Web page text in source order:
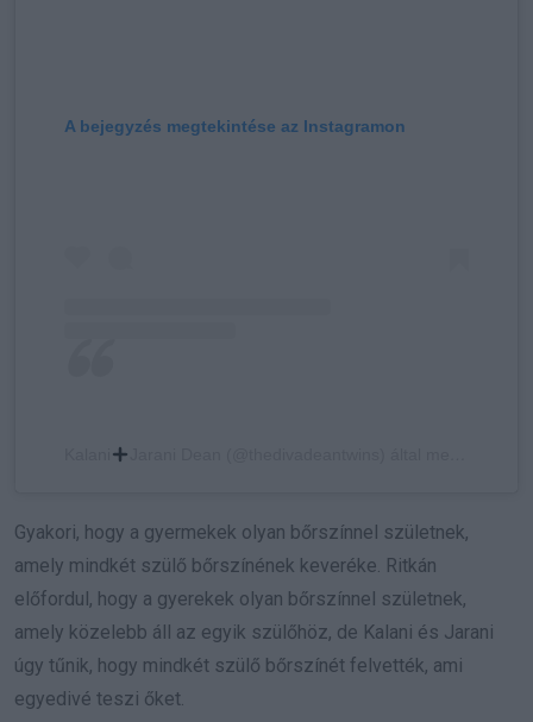
A bejegyzés megtekintése az Instagramon
Gyakori, hogy a gyermekek olyan bőrszínnel születnek,
amely mindkét szülő bőrszínének keveréke. Ritkán
előfordul, hogy a gyerekek olyan bőrszínnel születnek,
amely közelebb áll az egyik szülőhöz, de Kalani és Jarani
úgy tűnik, hogy mindkét szülő bőrszínét felvették, ami
egyedivé teszi őket.